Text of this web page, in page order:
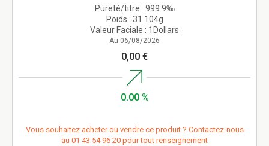
Pureté/titre : 999.9‰
Poids : 31.104g
Valeur Faciale : 1Dollars
Au 06/08/2026
0,00 €
0.00 %
Vous souhaitez acheter ou vendre ce produit ? Contactez-nous
au 01 43 54 96 20 pour tout renseignement